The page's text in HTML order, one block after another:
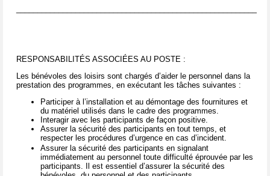
RESPONSABILITÉS ASSOCIÉES AU POSTE :
Les bénévoles des loisirs sont chargés d’aider le personnel dans la
prestation des programmes, en exécutant les tâches suivantes :
Participer à l’installation et au démontage des fournitures et
du matériel utilisés dans le cadre des programmes.
Interagir avec les participants de façon positive.
Assurer la sécurité des participants en tout temps, et
respecter les procédures d’urgence en cas d’incident.
Assurer la sécurité des participants en signalant
immédiatement au personnel toute difficulté éprouvée par les
participants. Il est essentiel d’assurer la sécurité des